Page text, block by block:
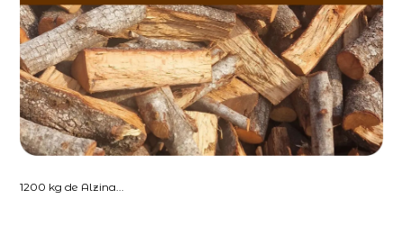
1200 kg de Alzina...